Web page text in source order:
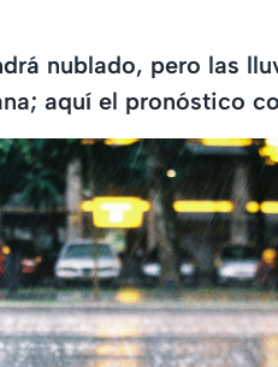
nublado, pero las
aquí el pronóstico